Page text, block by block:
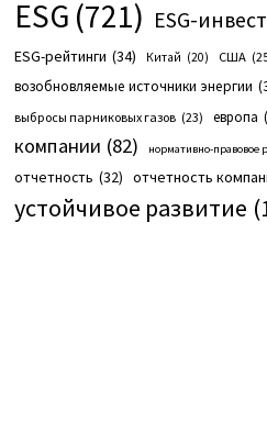
ESG (721) ESG-
ESG-рейтинги (34) Китай (20) США
возобновляемые источники энергии
выбросы парниковых газов (23) европа
компании (82) нормативно-правовое
отчетность (32) отчетность
устойчивое развитие